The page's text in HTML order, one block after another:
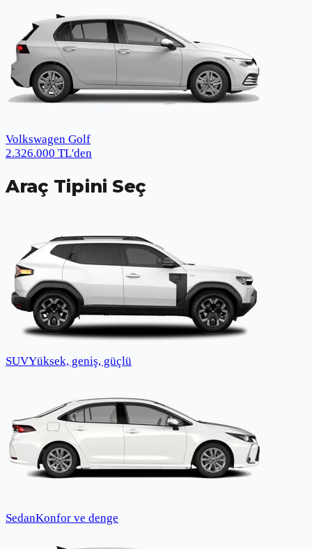
Volkswagen Golf
2.326.000 TL'den
Araç Tipini Seç
SUVYüksek, geniş, güçlü
SedanKonfor ve denge